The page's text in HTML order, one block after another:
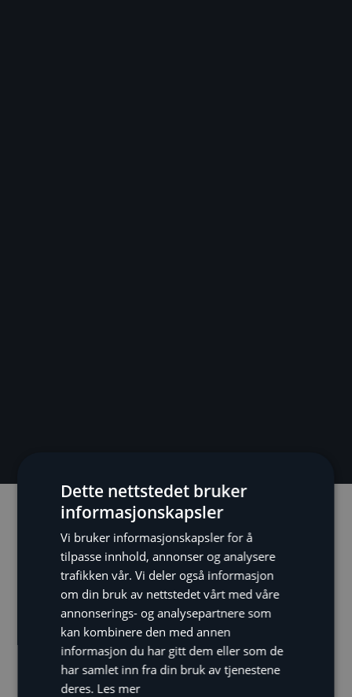
Beskrivelse Tekniske data
Energietikett
Beskrivelse
Supertynn og effektiv
Mitsubishi Zen varmepumpe designmodell har
Dette nettstedet bruker
informasjonskapsler
Vi bruker informasjonskapsler for å
tilpasse innhold, annonser og analysere
trafikken vår. Vi deler også informasjon
om din bruk av nettstedet vårt med våre
annonserings- og analysepartnere som
kan kombinere den med annen
informasjon du har gitt dem eller som de
har samlet inn fra din bruk av tjenestene
deres. Les mer